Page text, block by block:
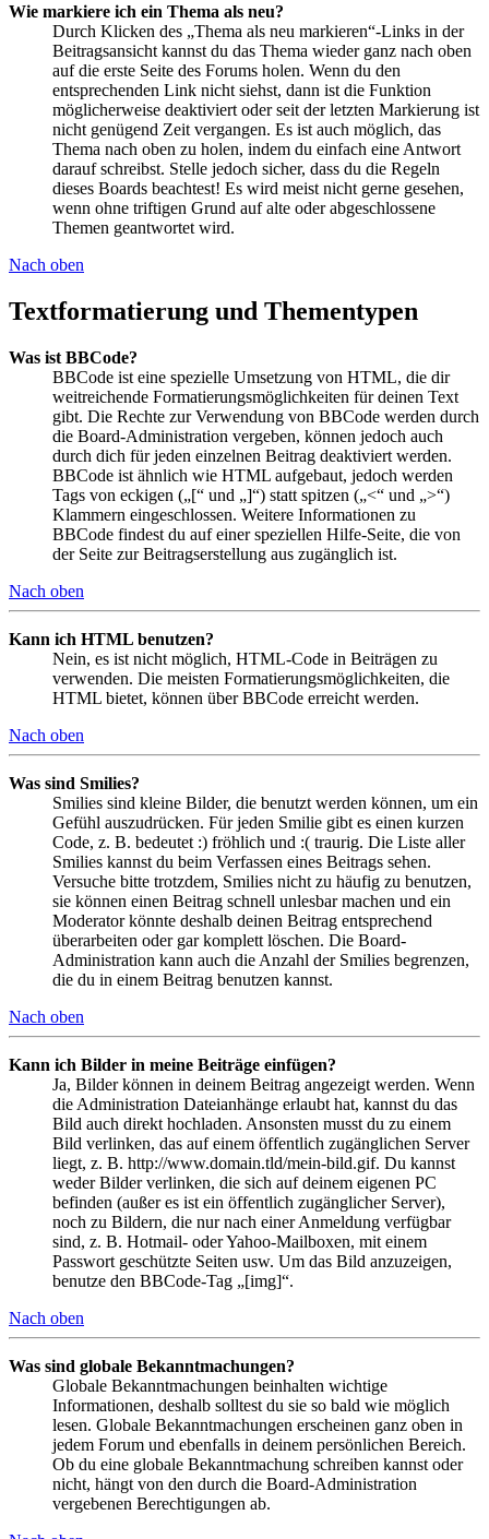
Wie markiere ich ein Thema als neu?
Durch Klicken des „Thema als neu markieren“-Links in der
Beitragsansicht kannst du das Thema wieder ganz nach oben
auf die erste Seite des Forums holen. Wenn du den
entsprechenden Link nicht siehst, dann ist die Funktion
möglicherweise deaktiviert oder seit der letzten Markierung ist
nicht genügend Zeit vergangen. Es ist auch möglich, das
Thema nach oben zu holen, indem du einfach eine Antwort
darauf schreibst. Stelle jedoch sicher, dass du die Regeln
dieses Boards beachtest! Es wird meist nicht gerne gesehen,
wenn ohne triftigen Grund auf alte oder abgeschlossene
Themen geantwortet wird.
Nach oben
Textformatierung und Thementypen
Was ist BBCode?
BBCode ist eine spezielle Umsetzung von HTML, die dir
weitreichende Formatierungsmöglichkeiten für deinen Text
gibt. Die Rechte zur Verwendung von BBCode werden durch
die Board-Administration vergeben, können jedoch auch
durch dich für jeden einzelnen Beitrag deaktiviert werden.
BBCode ist ähnlich wie HTML aufgebaut, jedoch werden
Tags von eckigen („[“ und „]“) statt spitzen („<“ und „>“)
Klammern eingeschlossen. Weitere Informationen zu
BBCode findest du auf einer speziellen Hilfe-Seite, die von
der Seite zur Beitragserstellung aus zugänglich ist.
Nach oben
Kann ich HTML benutzen?
Nein, es ist nicht möglich, HTML-Code in Beiträgen zu
verwenden. Die meisten Formatierungsmöglichkeiten, die
HTML bietet, können über BBCode erreicht werden.
Nach oben
Was sind Smilies?
Smilies sind kleine Bilder, die benutzt werden können, um ein
Gefühl auszudrücken. Für jeden Smilie gibt es einen kurzen
Code, z. B. bedeutet :) fröhlich und :( traurig. Die Liste aller
Smilies kannst du beim Verfassen eines Beitrags sehen.
Versuche bitte trotzdem, Smilies nicht zu häufig zu benutzen,
sie können einen Beitrag schnell unlesbar machen und ein
Moderator könnte deshalb deinen Beitrag entsprechend
überarbeiten oder gar komplett löschen. Die Board-
Administration kann auch die Anzahl der Smilies begrenzen,
die du in einem Beitrag benutzen kannst.
Nach oben
Kann ich Bilder in meine Beiträge einfügen?
Ja, Bilder können in deinem Beitrag angezeigt werden. Wenn
die Administration Dateianhänge erlaubt hat, kannst du das
Bild auch direkt hochladen. Ansonsten musst du zu einem
Bild verlinken, das auf einem öffentlich zugänglichen Server
liegt, z. B. http://www.domain.tld/mein-bild.gif. Du kannst
weder Bilder verlinken, die sich auf deinem eigenen PC
befinden (außer es ist ein öffentlich zugänglicher Server),
noch zu Bildern, die nur nach einer Anmeldung verfügbar
sind, z. B. Hotmail- oder Yahoo-Mailboxen, mit einem
Passwort geschützte Seiten usw. Um das Bild anzuzeigen,
benutze den BBCode-Tag „[img]“.
Nach oben
Was sind globale Bekanntmachungen?
Globale Bekanntmachungen beinhalten wichtige
Informationen, deshalb solltest du sie so bald wie möglich
lesen. Globale Bekanntmachungen erscheinen ganz oben in
jedem Forum und ebenfalls in deinem persönlichen Bereich.
Ob du eine globale Bekanntmachung schreiben kannst oder
nicht, hängt von den durch die Board-Administration
vergebenen Berechtigungen ab.